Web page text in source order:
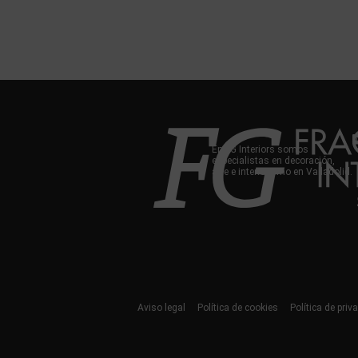
En FG Interiors somos
especialistas en decoración,
arte e interiorismo en Valladolid.
Aviso legal Política de cookies Política de